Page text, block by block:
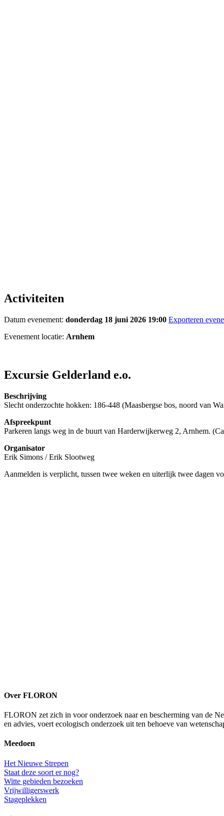
Activiteiten
Datum evenement: donderdag 18 juni 2026 19:00 Exporteren
Evenement locatie: Arnhem
Excursie Gelderland e.o.
Beschrijving
Slecht onderzochte hokken: 186-448 (Maasbergse bos, noord van
Afspreekpunt
Parkeren langs weg in de buurt van Harderwijkerweg 2, Arnhem.
Organisator
Erik Simons / Erik Slootweg
Aanmelden is verplicht, tussen twee weken en uiterlijk twee dagen
Over FLORON
FLORON zet zich in voor onderzoek naar en bescherming van de
en advies, voert ecologisch onderzoek uit ten behoeve van
Meedoen
Het Nieuwe Strepen
Staat deze soort er nog?
Witte gebieden bezoeken
Vrijwilligerswerk
Stageplekken